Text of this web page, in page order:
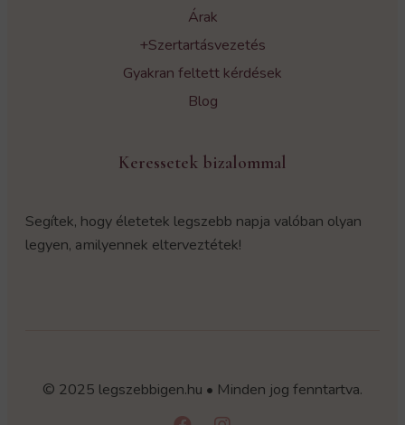
Árak
+Szertartásvezetés
Gyakran feltett kérdések
Blog
Keressetek bizalommal
Segítek, hogy életetek legszebb napja valóban olyan
legyen, amilyennek elterveztétek!
© 2025 legszebbigen.hu • Minden jog fenntartva.